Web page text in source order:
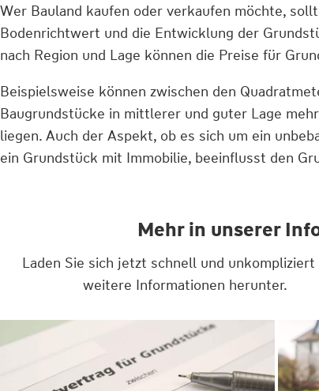
Wer Bauland kaufen oder verkaufen möchte,
Bodenrichtwert und die Entwicklung der
nach Region und Lage können die Preise für
Beispielsweise können zwischen den
Baugrundstücke in mittlerer und guter Lage
liegen. Auch der Aspekt, ob es sich um ein
ein Grundstück mit Immobilie, beeinflusst den
Mehr in unserer
Laden Sie sich jetzt schnell und unkompliziert
weitere Informationen herunter.